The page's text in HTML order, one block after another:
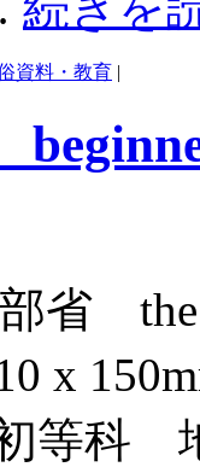
資料・教育 |
省 the
x
初等科